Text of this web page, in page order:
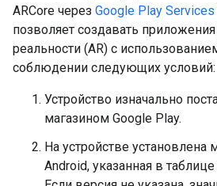
ARCore через Google Play
позволяет создавать
реальности (AR) с
соблюдении следующих условий:
Устройство изначально
магазином Google Play.
На устройстве установлена
Android, указанная в